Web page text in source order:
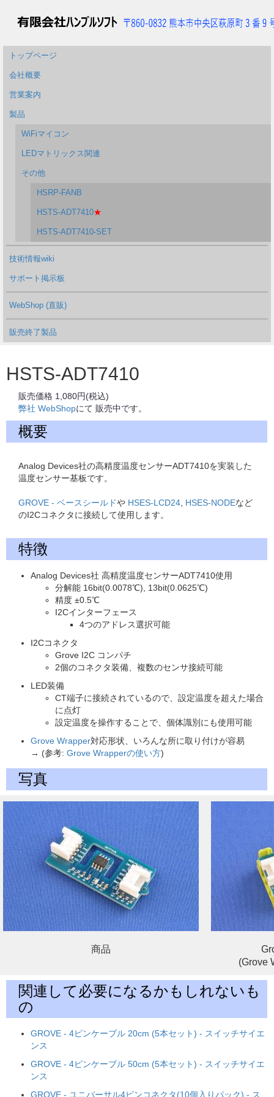
トップページ
会社概要
営業案内
製品
WiFiマイコン
LEDマトリックス関連
その他
HSRP-FANB
HSTS-ADT7410★
HSTS-ADT7410-SET
技術情報wiki
サポート掲示板
WebShop (直販)
販売終了製品
HSTS-ADT7410
販売価格 1,080円(税込)
弊社 WebShopにて 販売中です。
概要
Analog Devices社の高精度温度センサーADT7410を実装した
温度センサー基板です。
GROVE - ベースシールドや HSES-LCD24 HSES-NODEなど
のI2Cコネクタに接続して使用します。
特徴
Analog Devices社 高精度温度センサーADT7410使用
分解能 16bit(0.0078℃), 13bit(0.0625℃)
精度 ±0.5℃
I2Cインターフェース
4つのアドレス選択可能
I2Cコネクタ
Grove I2C コンパチ
2個のコネクタ装備、複数のセンサ接続可能
LED装備
CT端子に接続されているので、設定温度を超えた場合
に点灯
設定温度を操作することで、個体識別にも使用可能
Grove Wrapper対応形状、いろんな所に取り付けが容易
→ (参考: Grove Wrapperの使い方)
写真
商品
(Grove
関連して必要になるかもしれないも
の
GROVE - 4ピンケーブル 20cm (5本セット) - スイッチサイエ
ンス
GROVE - 4ピンケーブル 50cm (5本セット) - スイッチサイエ
ンス
GROVE - ユニバーサル4ピンコネクタ(10個入りパック) - ス